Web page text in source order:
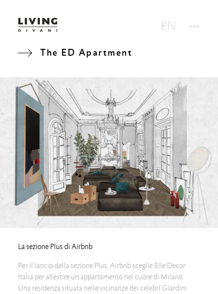
The ED Apartment
La sezione Plus di Airbnb
Per il lancio della sezione Plus, Airbnb sceglie Elle Decor
Italia per allestire un appartamento nel cuore di Milano.
Una residenza situata nelle vicinanze dei celebri Giardini